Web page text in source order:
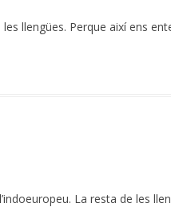
llengües. Perque així ens
La resta de les